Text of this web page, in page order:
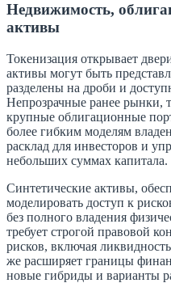
Недвижимость,
активы
Токенизация открывает
активы могут быть
разделены на дроби и
Непрозрачные ранее рынки,
крупные облигационные
более гибким моделям
расклад для инвесторов и
небольших суммах капитала.
Синтетические активы,
моделировать доступ к
без полного владения
требует строгой правовой
рисков, включая
же расширяет границы
новые гибриды и варианты